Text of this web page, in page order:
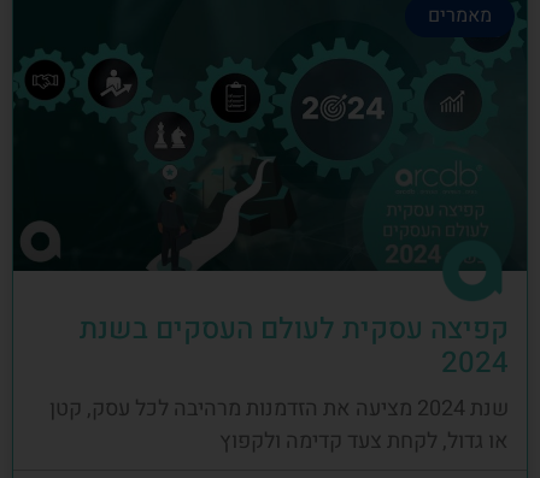
מאמרים
קפיצה עסקית לעולם העסקים בשנת
2024
שנת 2024 מציעה את הזדמנות מרהיבה לכל עסק, קטן
או גדול, לקחת צעד קדימה ולקפוץ